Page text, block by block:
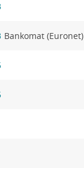
Bankomat (Euronet)